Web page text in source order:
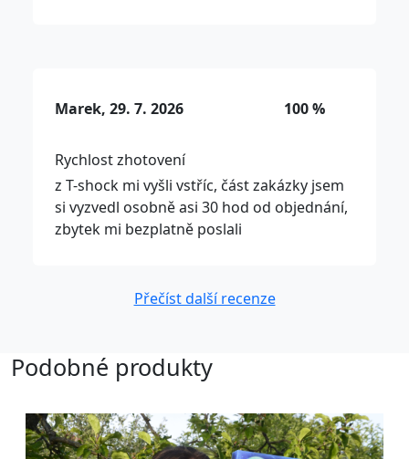
Marek, 29. 7. 2026 100 %
Rychlost zhotovení
z T-shock mi vyšli vstříc, část zakázky jsem
si vyzvedl osobně asi 30 hod od objednání,
zbytek mi bezplatně poslali
Přečíst další recenze
Podobné produkty